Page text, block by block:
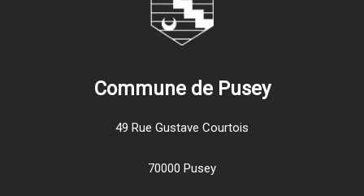
Commune de Pusey
49 Rue Gustave Courtois
70000 Pusey